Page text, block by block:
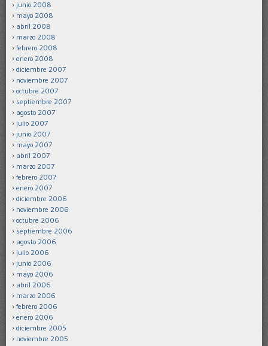
junio 2008
mayo 2008
abril 2008
marzo 2008
febrero 2008
enero 2008
diciembre 2007
noviembre 2007
octubre 2007
septiembre 2007
agosto 2007
julio 2007
junio 2007
mayo 2007
abril 2007
marzo 2007
febrero 2007
enero 2007
diciembre 2006
noviembre 2006
octubre 2006
septiembre 2006
agosto 2006
julio 2006
junio 2006
mayo 2006
abril 2006
marzo 2006
febrero 2006
enero 2006
diciembre 2005
noviembre 2005